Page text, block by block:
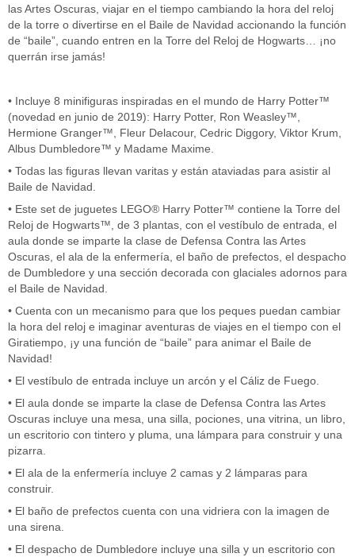
las Artes Oscuras, viajar en el tiempo cambiando la hora del reloj
de la torre o divertirse en el Baile de Navidad accionando la función
de “baile”, cuando entren en la Torre del Reloj de Hogwarts… ¡no
querrán irse jamás!
• Incluye 8 minifiguras inspiradas en el mundo de Harry Potter™
(novedad en junio de 2019): Harry Potter, Ron Weasley™,
Hermione Granger™, Fleur Delacour, Cedric Diggory, Viktor Krum,
Albus Dumbledore™ y Madame Maxime.
• Todas las figuras llevan varitas y están ataviadas para asistir al
Baile de Navidad.
• Este set de juguetes LEGO® Harry Potter™ contiene la Torre del
Reloj de Hogwarts™, de 3 plantas, con el vestíbulo de entrada, el
aula donde se imparte la clase de Defensa Contra las Artes
Oscuras, el ala de la enfermería, el baño de prefectos, el despacho
de Dumbledore y una sección decorada con glaciales adornos para
el Baile de Navidad.
• Cuenta con un mecanismo para que los peques puedan cambiar
la hora del reloj e imaginar aventuras de viajes en el tiempo con el
Giratiempo, ¡y una función de “baile” para animar el Baile de
Navidad!
• El vestíbulo de entrada incluye un arcón y el Cáliz de Fuego.
• El aula donde se imparte la clase de Defensa Contra las Artes
Oscuras incluye una mesa, una silla, pociones, una vitrina, un libro,
un escritorio con tintero y pluma, una lámpara para construir y una
pizarra.
• El ala de la enfermería incluye 2 camas y 2 lámparas para
construir.
• El baño de prefectos cuenta con una vidriera con la imagen de
una sirena.
• El despacho de Dumbledore incluye una silla y un escritorio con